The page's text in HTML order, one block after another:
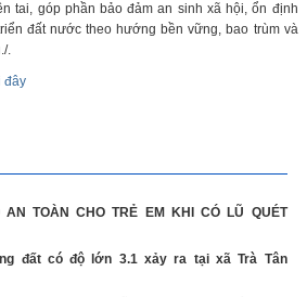
tai, góp phần bảo đảm an sinh xã hội, ổn định
đất nước theo hướng bền vững, bao trùm và
.
đây
TOÀN CHO TRẺ EM KHI CÓ LŨ QUÉT
đất có độ lớn 3.1 xảy ra tại xã Trà Tân